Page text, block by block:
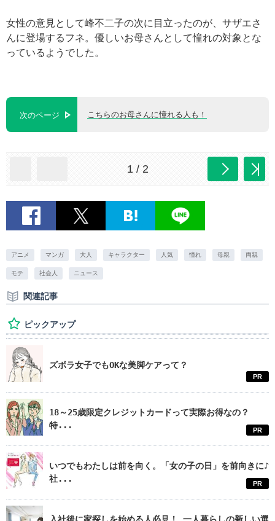
女性の意見として峰不二子の次に目立ったのが、サザエさ
んに登場するフネ。優しいお母さんとして憧れの対象とな
っているようでした。
次のページ こちらのお母さんに憧れる人も！
1 / 2
アニメ マンガ 大人 キャラクター 人気 憧れ 母親 両親
モテ 社会人 ニュース
関連記事
ピックアップ
ズボラ女子でもOKな美脚ケアって？
PR
18～25歳限定クレジットカードって実際お得なの？
特...
PR
いつでもわたしは前を向く。「女の子の日」を前向きに♪
社...
PR